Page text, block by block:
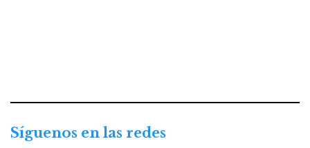
Síguenos en las redes